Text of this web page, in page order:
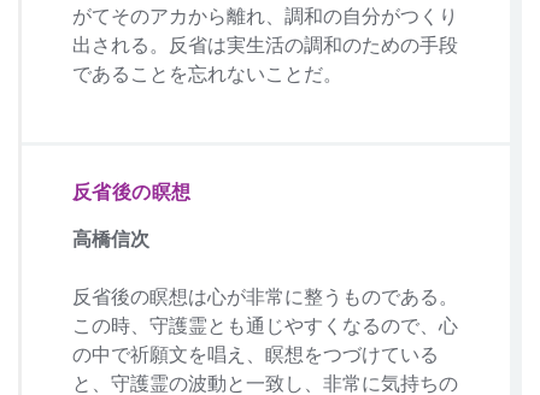
がてそのアカから離れ、調和の自分がつくり
出される。反省は実生活の調和のための手段
であることを忘れないことだ。
反省後の瞑想
高橋信次
反省後の瞑想は心が非常に整うものである。
この時、守護霊とも通じやすくなるので、心
の中で祈願文を唱え、瞑想をつづけている
と、守護霊の波動と一致し、非常に気持ちの